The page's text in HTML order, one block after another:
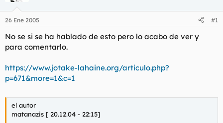
a
d
o
d
e
t
e
e
i
c
o
26 Ene 2005 #1
No se si se ha hablado de esto pero lo acabo de ver y
para comentarlo.
https://www.jotake-lahaine.org/articulo.php?
p=671&more=1&c=1
el autor
matanazis [ 20.12.04 - 22:15]